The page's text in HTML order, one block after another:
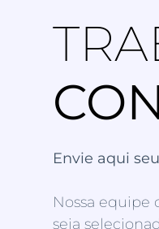
Envie aqui
Nossa equipe
seja